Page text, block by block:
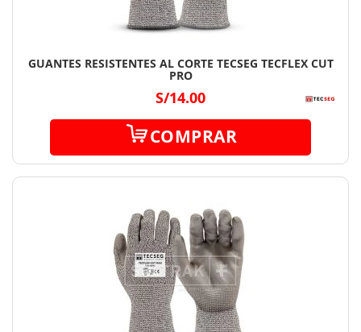
GUANTES RESISTENTES AL CORTE TECSEG TECFLEX CUT
PRO
S/14.00
COMPRAR